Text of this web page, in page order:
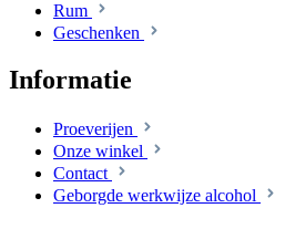
Rum
Geschenken
Informatie
Proeverijen
Onze winkel
Contact
Geborgde werkwijze alcohol